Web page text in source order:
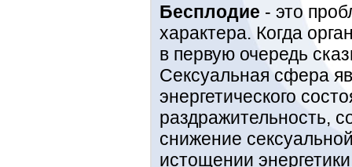
Бесплодие - это
характера. Когда
в первую очередь
Сексуальная сфера
энергетического
раздражительность,
снижение
истощении